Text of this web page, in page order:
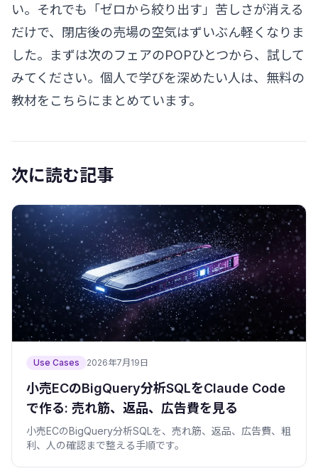
い。それでも「ゼロから絞り出す」苦しさが消える
だけで、閉店後の売場の空気はずいぶん軽くなりま
した。まずは次のフェアのPOPひとつから、試して
みてください。個人で学びを深めたい人は、無料の
教材を こちらにまとめています。
次に読む記事
Use Cases 2026年7月19日
小売ECのBigQuery分析SQLをClaude Code
で作る: 売れ筋、返品、広告費を見る
小売ECのBigQuery分析SQLを、売れ筋、返品、広告費、粗
利、人の確認まで整える手順です。